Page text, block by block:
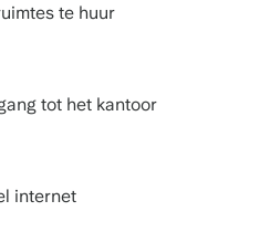
te huur
tot het kantoor
internet